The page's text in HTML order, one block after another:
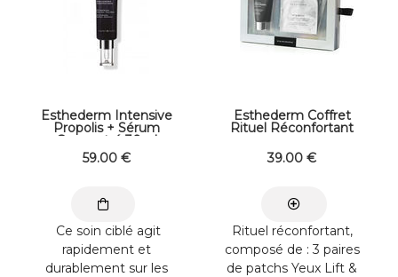
Esthederm Intensive
Propolis + Sérum
Concentré 30ml
59.00 €
Ce soin ciblé agit
rapidement et
durablement sur les
Esthederm Coffret
Rituel Réconfortant
39.00 €
Rituel réconfortant,
composé de : 3 paires
de patchs Yeux Lift &